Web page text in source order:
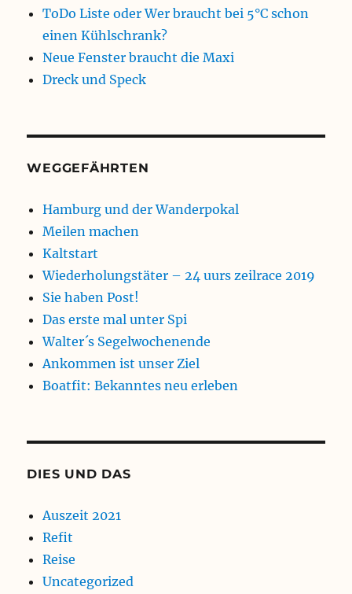
ToDo Liste oder Wer braucht bei 5°C schon
einen Kühlschrank?
Neue Fenster braucht die Maxi
Dreck und Speck
WEGGEFÄHRTEN
Hamburg und der Wanderpokal
Meilen machen
Kaltstart
Wiederholungstäter – 24 uurs zeilrace 2019
Sie haben Post!
Das erste mal unter Spi
Walter´s Segelwochenende
Ankommen ist unser Ziel
Boatfit: Bekanntes neu erleben
DIES UND DAS
Auszeit 2021
Refit
Reise
Uncategorized